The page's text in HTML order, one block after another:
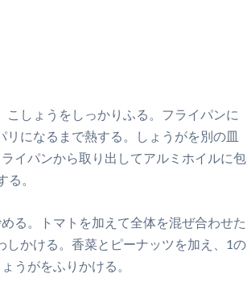
しょうをしっかりふる。フライパンに
になるまで熱する。しょうがを別の皿
イパンから取り出してアルミホイルに包
。
る。トマトを加えて全体を混ぜ合わせた
かける。香菜とピーナッツを加え、1の
うがをふりかける。